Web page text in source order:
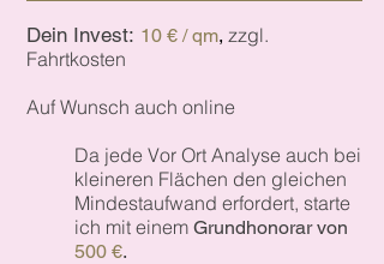
du dich – und alle Bewohner –
nachhaltig in Einklang mit deiner
Einfühlungsvermögen versuche ich
alltagstaugliche, leicht umsetzbare
Lösungen zu finden, die für dich und
alle Bewohner stimmig sind.
Dein Invest: 10 € / qm, zzgl.
Fahrtkosten
Auf Wunsch auch online
Da jede Vor Ort Analyse auch bei
kleineren Flächen den gleichen
Mindestaufwand erfordert, starte
ich mit einem Grundhonorar von
500 €.